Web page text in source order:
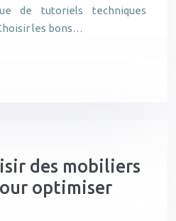
de tutoriels techniques
les bons…
des mobiliers
optimiser